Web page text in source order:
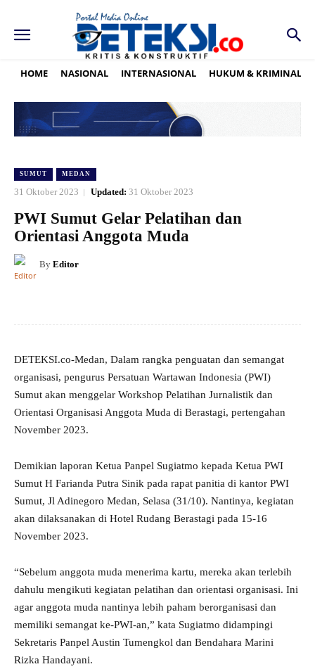
HOME NASIONAL INTERNASIONAL HUKUM & KRIMINAL
SUMUT MEDAN
31 Oktober 2023 Updated: 31 Oktober 2023
PWI Sumut Gelar Pelatihan dan
Orientasi Anggota Muda
By Editor
DETEKSI.co-Medan, Dalam rangka penguatan dan semangat
organisasi, pengurus Persatuan Wartawan Indonesia (PWI)
Sumut akan menggelar Workshop Pelatihan Jurnalistik dan
Orientasi Organisasi Anggota Muda di Berastagi, pertengahan
November 2023.
Demikian laporan Ketua Panpel Sugiatmo kepada Ketua PWI
Sumut H Farianda Putra Sinik pada rapat panitia di kantor PWI
Sumut, Jl Adinegoro Medan, Selasa (31/10). Nantinya, kegiatan
akan dilaksanakan di Hotel Rudang Berastagi pada 15-16
November 2023.
“Sebelum anggota muda menerima kartu, mereka akan terlebih
dahulu mengikuti kegiatan pelatihan dan orientasi organisasi. Ini
agar anggota muda nantinya lebih paham berorganisasi dan
memiliki semangat ke-PWI-an,” kata Sugiatmo didampingi
Sekretaris Panpel Austin Tumengkol dan Bendahara Marini
Rizka Handayani.